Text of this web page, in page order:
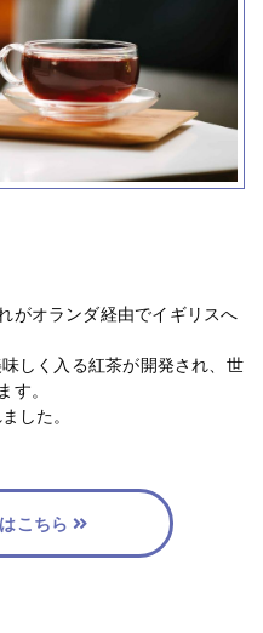
がオランダ経由でイギリスへ
しく入る紅茶が開発され、世
す。
した。
こちら